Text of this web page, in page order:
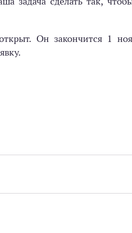
Он закончится 1